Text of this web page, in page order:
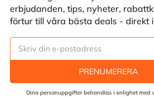
erbjudanden, tips, nyheter,
förtur till våra bästa deals - direkt
PRENUMERERA
Dina personuppgifter behandlas i enlighet med